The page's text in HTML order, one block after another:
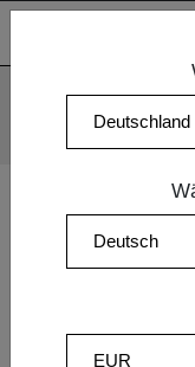
Webseiten sind Sie
Design